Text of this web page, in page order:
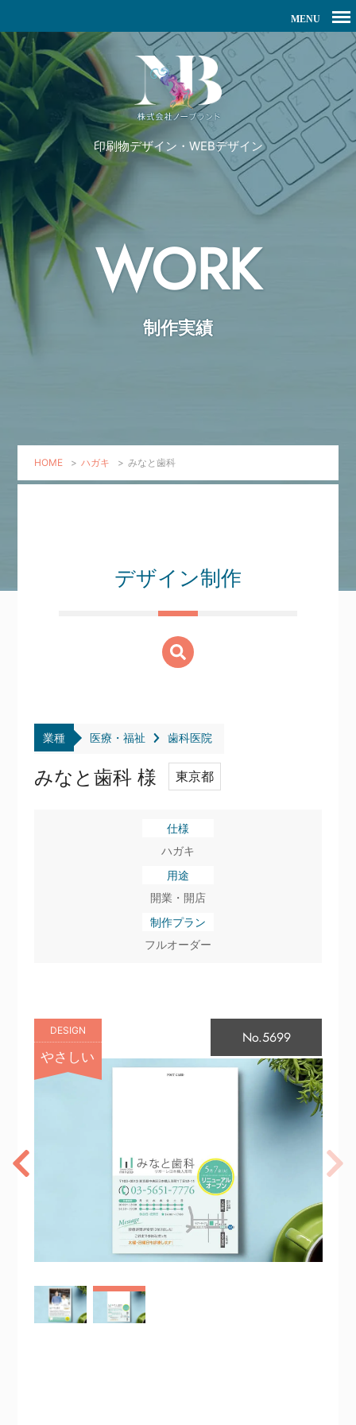
印刷物デザイン・WEBデザイン
WORK
制作実績
HOME > ハガキ > みなと歯科
デザイン制作
業種 医療・福祉 歯科医院
みなと歯科 様 東京都
仕様
ハガキ
用途
開業・開店
制作プラン
フルオーダー
DESIGN
やさしい
No.5699